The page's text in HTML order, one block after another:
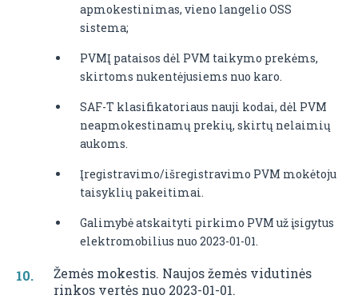
apmokestinimas, vieno langelio OSS
sistema;
PVMĮ pataisos dėl PVM taikymo prekėms,
skirtoms nukentėjusiems nuo karo.
SAF-T klasifikatoriaus nauji kodai, dėl PVM
neapmokestinamų prekių, skirtų nelaimių
aukoms.
Įregistravimo/išregistravimo PVM mokėtoju
taisyklių pakeitimai.
Galimybė atskaityti pirkimo PVM už įsigytus
elektromobilius nuo 2023-01-01.
Žemės mokestis. Naujos žemės vidutinės
rinkos vertės nuo 2023-01-01.